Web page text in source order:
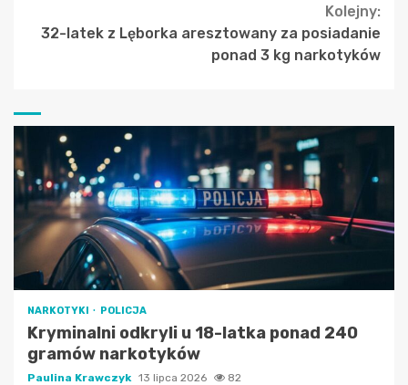
Kolejny:
32-latek z Lęborka aresztowany za posiadanie
ponad 3 kg narkotyków
NARKOTYKI POLICJA
Kryminalni odkryli u 18-latka ponad 240
gramów narkotyków
Paulina Krawczyk 13 lipca 2026 82